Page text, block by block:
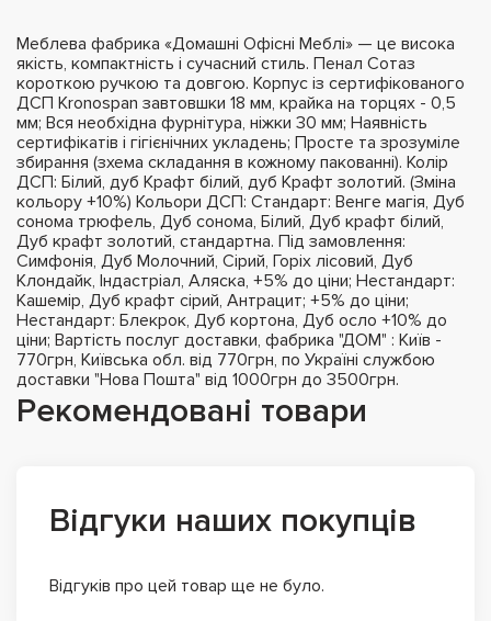
Меблева фабрика «Домашні Офісні Меблі» — це висока
якість, компактність і сучасний стиль. Пенал Сотаз
короткою ручкою та довгою. Корпус із сертифікованого
ДСП Kronospan завтовшки 18 мм, крайка на торцях - 0,5
мм; Вся необхідна фурнітура, ніжки 30 мм; Наявність
сертифікатів і гігієнічних укладень; Просте та зрозуміле
збирання (зхема складання в кожному пакованні). Колір
ДСП: Білий, дуб Крафт білий, дуб Крафт золотий. (Зміна
кольору +10%) Кольори ДСП: Стандарт: Венге магія, Дуб
сонома трюфель, Дуб сонома, Білий, Дуб крафт білий,
Дуб крафт золотий, стандартна. Під замовлення:
Симфонія, Дуб Молочний, Сірий, Горіх лісовий, Дуб
Клондайк, Індастріал, Аляска, +5% до ціни; Нестандарт:
Кашемір, Дуб крафт сірий, Антрацит; +5% до ціни;
Нестандарт: Блекрок, Дуб кортона, Дуб осло +10% до
ціни; Вартість послуг доставки, фабрика "ДОМ" : Київ -
770грн, Київська обл. від 770грн, по Україні службою
доставки "Нова Пошта" від 1000грн до 3500грн.
Рекомендовані товари
Відгуки наших покупців
Відгуків про цей товар ще не було.